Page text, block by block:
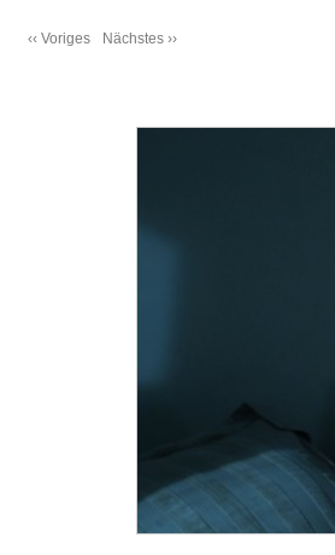
‹‹ Voriges Nächstes ››